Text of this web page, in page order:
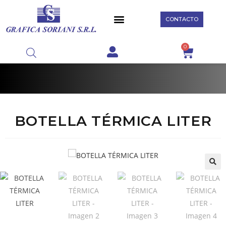
CONTACTO
0
BOTELLA TÉRMICA LITER